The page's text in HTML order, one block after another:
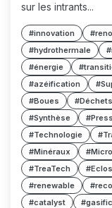
sur les intrants...
#innovation
#hydrothermale
#énergie
#azéification
#Boues
#Déchets
#Synthèse
#Technologie
#Minéraux
#TreaTech
#renewable
#catalyst